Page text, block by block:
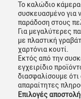
Το καλώδιο
συσκευασμένο για
παράδοση στους
Για μεγαλύτερες
με πλαστική
χαρτόνια κουτί.
Εκτός από την
εγχειρίδιο
διασφαλίσουμε
απαραίτητες
Επιλογές